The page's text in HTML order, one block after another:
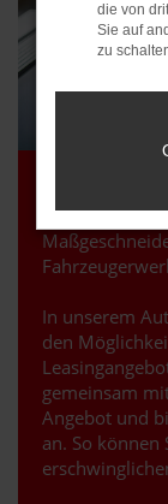
In unserem
den
gemeinsam
Angebot und
an. So können
die von
Sie auf
zu